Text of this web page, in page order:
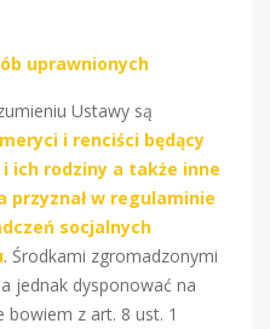
uprawnionych
Ustawy są
i renciści będący
ich rodziny a także inne
przyznał w regulaminie
socjalnych
. Środkami zgromadzonymi
jednak dysponować na
bowiem z art. 8 ust. 1